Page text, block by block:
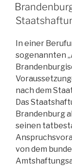
eingeleitetes
Kosten
aus“
AM
In einer
sogenannten
nach dem
Das
Brandenburg
seinen
von dem